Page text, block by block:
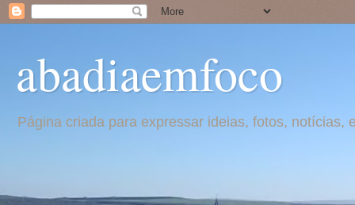
abadiaemfoco
Página criada para expressar ideias, fotos,